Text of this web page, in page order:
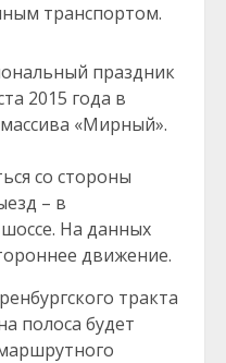
транспортом.
праздник
2015 года в
«Мирный».
со стороны
– в
На данных
движение.
тракта
полоса будет